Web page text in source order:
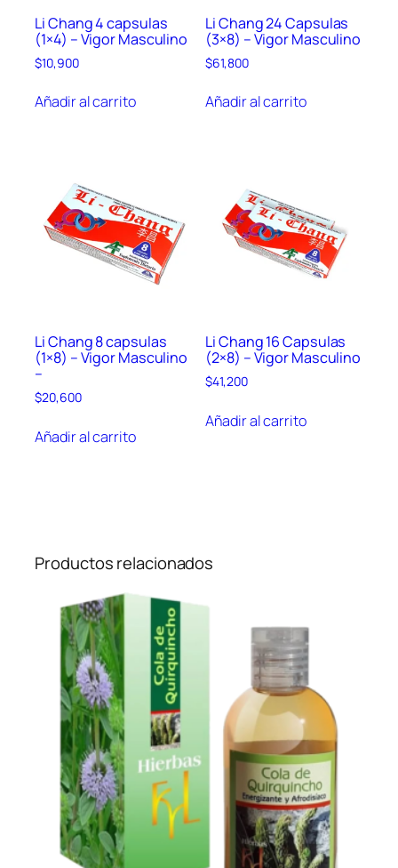
Li Chang 4 capsulas
(1×4) – Vigor Masculino
$10,900
Añadir al carrito
Li Chang 24 Capsulas
(3×8) – Vigor Masculino
$61,800
Añadir al carrito
Li Chang 8 capsulas
(1×8) – Vigor Masculino
–
$20,600
Añadir al carrito
Li Chang 16 Capsulas
(2×8) – Vigor Masculino
$41,200
Añadir al carrito
Productos relacionados